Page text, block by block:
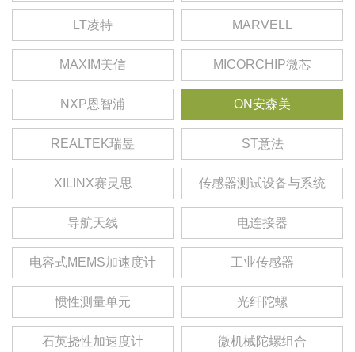
LT凌特 MARVELL
MAXIM美信 MICORCHIP微芯
NXP恩智浦 ON安森美
REALTEK瑞昱 ST意法
XILINX赛灵思 传感器测试设备与系统
导航天线 电连接器
电容式MEMS加速度计 工业传感器
惯性测量单元 光纤陀螺
石英挠性加速度计 微机械陀螺组合